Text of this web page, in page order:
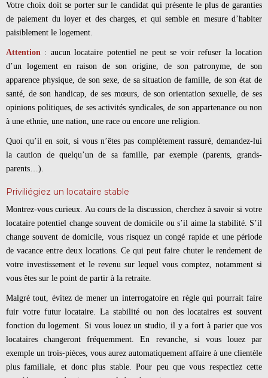
Votre choix doit se porter sur le candidat qui présente le plus de garanties
de paiement du loyer et des charges, et qui semble en mesure d’habiter
paisiblement le logement.
Attention : aucun locataire potentiel ne peut se voir refuser la location
d’un logement en raison de son origine, de son patronyme, de son
apparence physique, de son sexe, de sa situation de famille, de son état de
santé, de son handicap, de ses mœurs, de son orientation sexuelle, de ses
opinions politiques, de ses activités syndicales, de son appartenance ou non
à une ethnie, une nation, une race ou encore une religion.
Quoi qu’il en soit, si vous n’êtes pas complètement rassuré, demandez-lui
la caution de quelqu’un de sa famille, par exemple (parents, grands-
parents…).
Priviliégiez un locataire stable
Montrez-vous curieux. Au cours de la discussion, cherchez à savoir si votre
locataire potentiel change souvent de domicile ou s’il aime la stabilité. S’il
change souvent de domicile, vous risquez un congé rapide et une période
de vacance entre deux locations. Ce qui peut faire chuter le rendement de
votre investissement et le revenu sur lequel vous comptez, notamment si
vous êtes sur le point de partir à la retraite.
Malgré tout, évitez de mener un interrogatoire en règle qui pourrait faire
fuir votre futur locataire. La stabilité ou non des locataires est souvent
fonction du logement. Si vous louez un studio, il y a fort à parier que vos
locataires changeront fréquemment. En revanche, si vous louez par
exemple un trois-pièces, vous aurez automatiquement affaire à une clientèle
plus familiale, et donc plus stable. Pour peu que vous respectiez cette